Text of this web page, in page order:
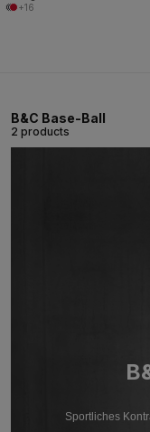
+16
B&C Base-Ball
2 products
Sportliches